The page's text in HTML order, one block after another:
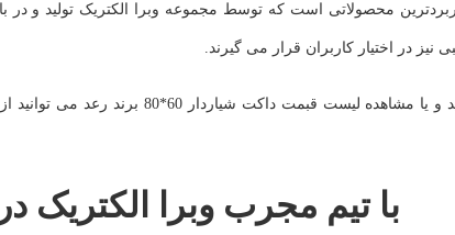
محصولاتی است که توسط مجموعه وبرا الکتریک تولید و در
نیز در اختیار کاربران قرار می گیرند.
برای استعلام موجودی، خرید و یا
با تیم مجرب وبرا الکتریک